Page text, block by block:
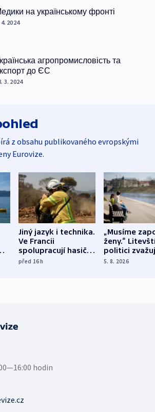
на українському фронті
4. 2024
агропромисловість та
до ЄС
3. 2024
z obsahu publikovaného evropskými
Eurovize.
Jiný jazyk i technika.
Ve Francii
spolupracují hasiči z
různých zemí
před 16h
„Musíme
ženy.“
politici
dohodu o
5. 8. 2026
hodin